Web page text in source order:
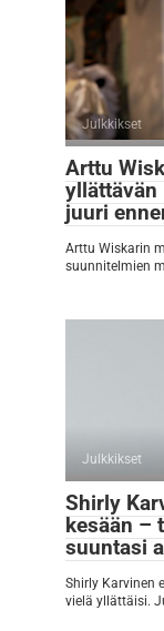
Julkkikset
Arttu
yllättävän
juuri
Arttu Wiskarin
suunnitelmien
Julkkikset
Shirly
kesään –
suuntasi
Shirly Karvinen
vielä yllättäisi.